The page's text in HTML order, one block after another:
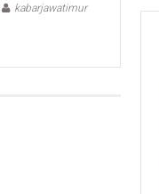
kabarjawatimur